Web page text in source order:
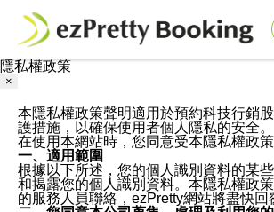
隱私權政策
×
本隱私權政策聲明適用於預約科技行銷
護措施，以確保使用者個人隱私的安全。
在使用本網站時，您同意受本隱私權政
一、適用範圍
根據以下所述，您的個人識別資料的某
和揭露您的個人識別資料。本隱私權政
的服務人員聯絡，ezPretty網站將盡快回